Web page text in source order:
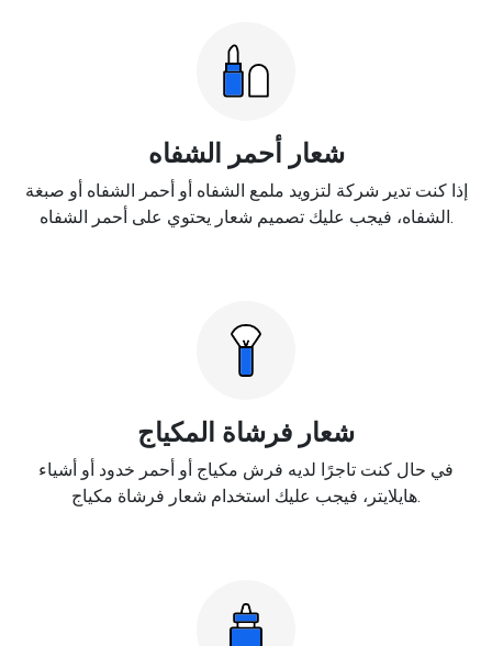
شعار أحمر الشفاه
إذا كنت تدير شركة لتزويد ملمع الشفاه أو أحمر الشفاه أو صبغة
الشفاه، فيجب عليك تصميم شعار يحتوي على أحمر الشفاه.
شعار فرشاة المكياج
في حال كنت تاجرًا لديه فرش مكياج أو أحمر خدود أو أشياء
هايلايتر، فيجب عليك استخدام شعار فرشاة مكياج.